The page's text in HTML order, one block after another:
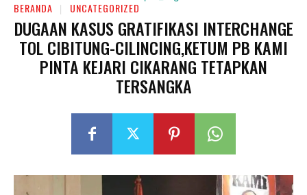
BERANDA UNCATEGORIZED
DUGAAN KASUS GRATIFIKASI INTERCHANGE
TOL CIBITUNG-CILINCING,KETUM PB KAMI
PINTA KEJARI CIKARANG TETAPKAN
TERSANGKA